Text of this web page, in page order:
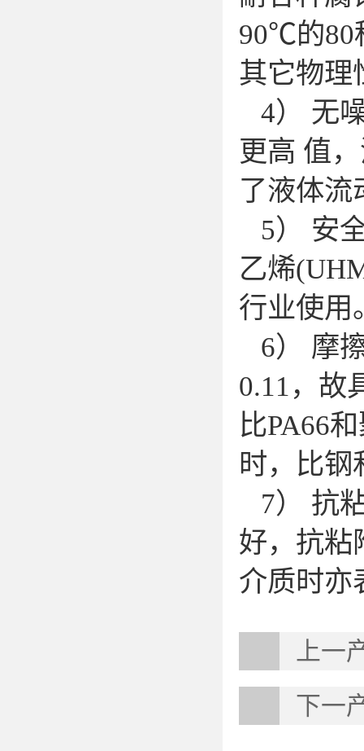
90℃的80
其它物
4） 无
更高 值
了液体
5） 安
乙烯
行业
6） 摩
0.11，故
比PA66
时，比
7） 抗
好，抗粘
介质时亦
上一
下一